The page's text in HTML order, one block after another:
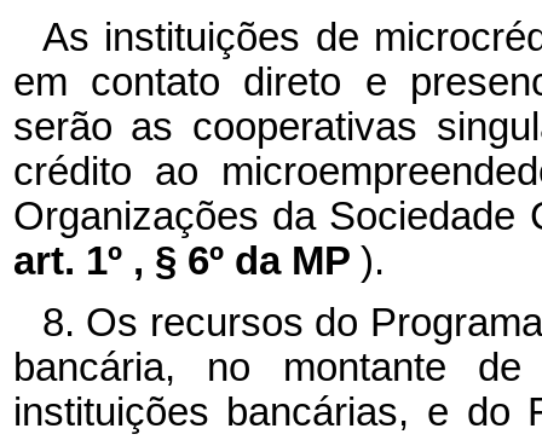
As instituições de
em contato direto e
serão as cooperativas
crédito ao
Organizações da
art. 1º , § 6º da MP ).
8. Os recursos do
bancária, no montante
instituições bancárias, e do